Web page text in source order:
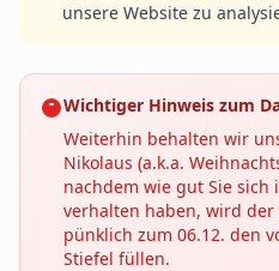
unsere Website zu
Wichtiger Hinweis zum
Weiterhin behalten wir
Nikolaus (a.k.a.
nachdem wie gut Sie sich
verhalten haben, wird
pünklich zum 06.12. den
Stiefel füllen.